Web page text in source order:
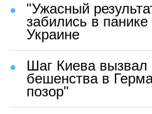
"Ужасный
забились в
Украине
Шаг Киева вызвал
бешенства в
позор"